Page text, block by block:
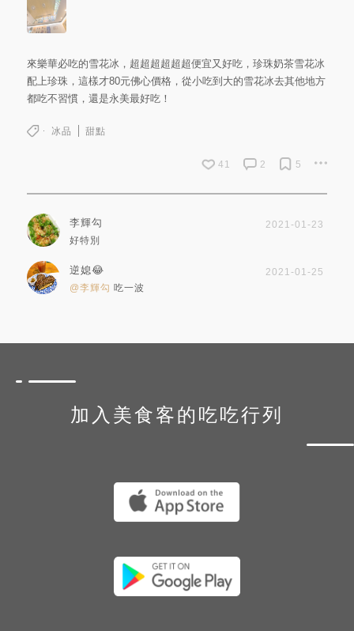
來樂華必吃的雪花冰，超超超超超超便宜又好吃，珍珠奶茶雪花冰
配上珍珠，這樣才80元佛心價格，從小吃到大的雪花冰去其他地方
都吃不習慣，還是永美最好吃！
冰品 甜點
41 2 5
李輝勾
2021-01-23
好特別
逆媳😂
2021-01-25
@李輝勾 吃一波
加入美食客的吃吃行列